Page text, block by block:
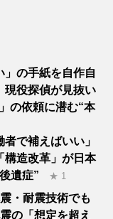
」の手紙を自作自
現役探偵が見抜い
の依頼に潜む“本
者で補えばいい」
構造改革」が日本
遺症”
★ 1
・耐震技術でも
の「想定を超え